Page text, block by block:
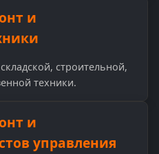
и
строительной,
техники.
и
управления